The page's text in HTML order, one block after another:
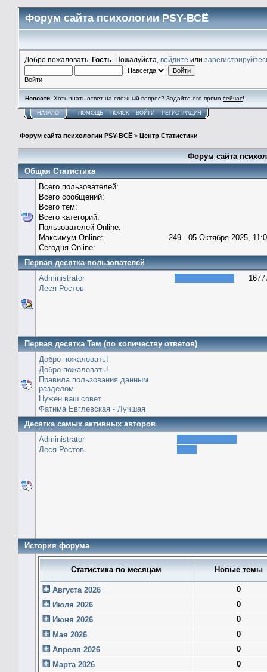
Форум сайта психологии PSY-ВСЁ
Добро пожаловать, Гость . Пожалуйста, войдите или
Войти
Новости: Хоть знать ответ на сложный вопрос? Задайте его прямо сейчас!
НАЧАЛО ПОМОЩЬ ПОИСК ВОЙТИ РЕГИСТРАЦИЯ
Форум сайта психологии PSY-ВСЁ > Центр Статистики
Форум сайта
Общая Статистика
Всего пользователей:
Всего сообщений:
Всего тем:
Всего категорий:
Пользователей Online:
Максимум Online:
249 - 05 Октября 2025,
Сегодня Online:
Первая десятка пользователей
Administrator
Леся Ростов
Первая десятка Тем (по количеству ответов)
Добро пожаловать!
Добро пожаловать!
Правила пользования данным
разделом
Нужен ваш совет
Фатима Евглевская - Лучшая
Десятка самых активных авторов
Administrator
Леся Ростов
История форума
Статистика по месяцам Новые темы
Августа 2026
0
Июля 2026
0
Июня 2026
0
Мая 2026
0
Апреля 2026
0
Марта 2026
0